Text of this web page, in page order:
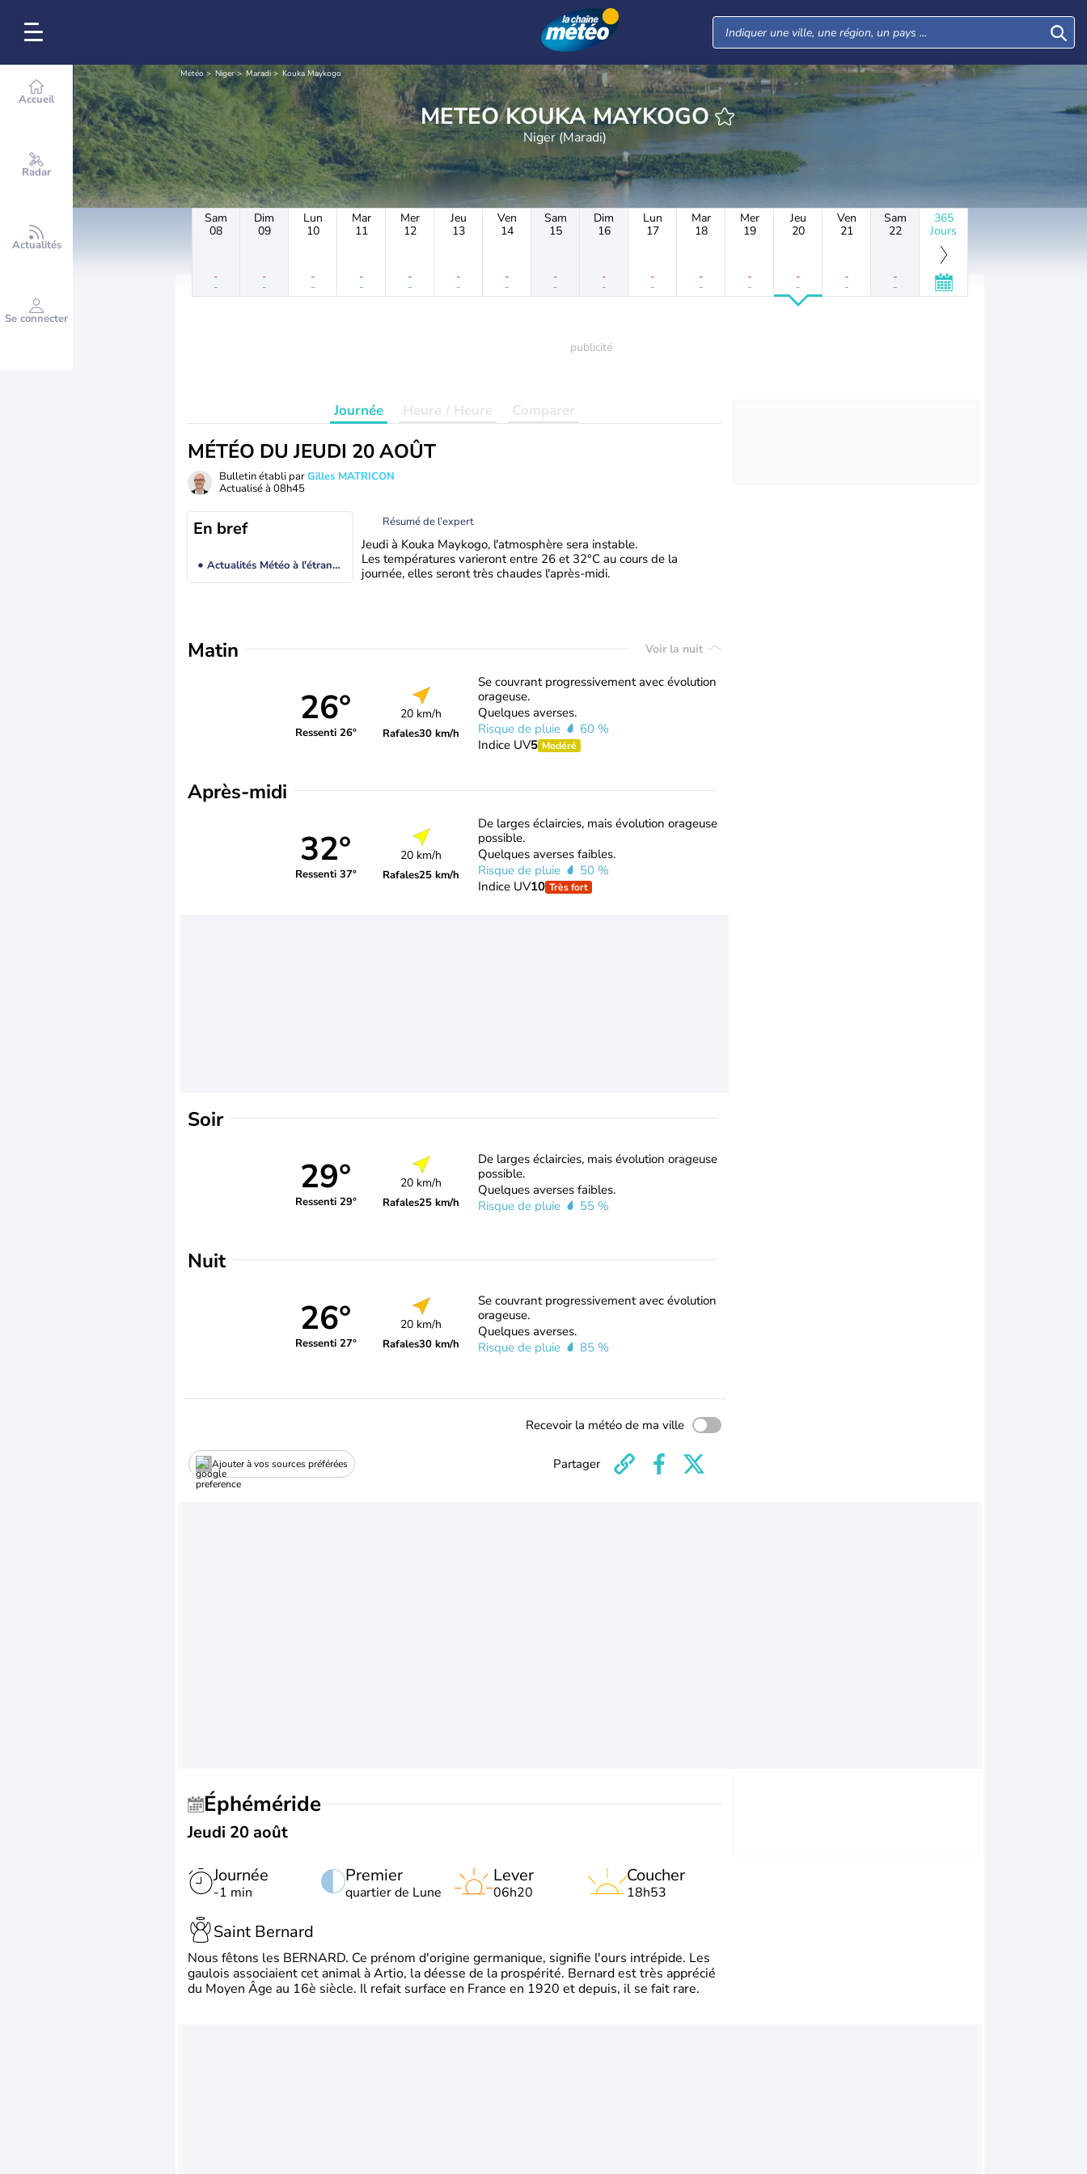
Accueil
Radar
Actualités
Se connecter
Météo Niger Maradi Kouka Maykogo
METEO KOUKA MAYKOGO
Niger (Maradi)
Sam
08
-
-
Dim
09
-
-
Lun
10
-
-
Mar
11
-
-
Mer
12
-
-
Jeu
13
-
-
Ven
14
-
-
Sam
15
-
-
Dim
16
-
-
Lun
17
-
-
Mar
18
-
-
Mer
19
-
-
Jeu
20
-
-
Ven
21
-
-
Sam
22
-
-
365
Jours
Journée Heure / Heure Comparer
MÉTÉO DU JEUDI 20 AOÛT
Bulletin établi parGilles MATRICON
Actualisé à 08h45
En bref
Actualités Météo à l'étranger
Résumé de l’expert
Jeudi à Kouka Maykogo, l'atmosphère sera instable.
Les températures varieront entre 26 et 32°C au cours de la
journée, elles seront très chaudes l'après-midi.
Matin Voir la nuit
26°
Ressenti 26°
20 km/h
Rafales30 km/h
Se couvrant progressivement avec évolution
orageuse.
Quelques averses.
Risque de pluie
60 %
Indice UV5 Modéré
Après-midi
32°
Ressenti 37°
20 km/h
Rafales25 km/h
De larges éclaircies, mais évolution orageuse
possible.
Quelques averses faibles.
Risque de pluie
50 %
Indice UV10 Très fort
Soir
29°
Ressenti 29°
20 km/h
Rafales25 km/h
De larges éclaircies, mais évolution orageuse
possible.
Quelques averses faibles.
Risque de pluie
55 %
Nuit
26°
Ressenti 27°
20 km/h
Rafales30 km/h
Se couvrant progressivement avec évolution
orageuse.
Quelques averses.
Risque de pluie
85 %
Recevoir la météo de ma ville
Ajouter à vos sources préférées Partager
Éphéméride
Jeudi 20 août
Journée
-1 min
Premier
quartier de Lune
Lever
06h20
Coucher
18h53
Saint Bernard
Nous fêtons les BERNARD. Ce prénom d'origine germanique, signifie l'ours intrépide. Les
gaulois associaient cet animal à Artio, la déesse de la prospérité. Bernard est très apprécié
du Moyen Âge au 16è siècle. Il refait surface en France en 1920 et depuis, il se fait rare.